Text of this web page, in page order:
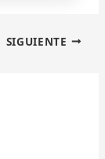
SIGUIENTE